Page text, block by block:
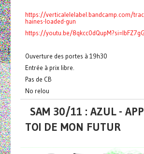
https://verticalelelabel.bandcamp.com/
haines-loaded-gun
https://youtu.be/
Ouverture des portes à 19h30
Entrée à prix libre.
Pas de CB
No relou
SAM 30/11 : AZUL -
TOI DE MON FUTUR